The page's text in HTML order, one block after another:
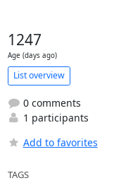
1247
Age (days ago)
List overview
0 comments
1 participants
Add to favorites
TAGS